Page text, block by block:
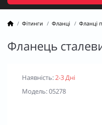
Фітинги Фланці Фланці
Фланець
Наявність:2-3 Дні
Модель: 05278